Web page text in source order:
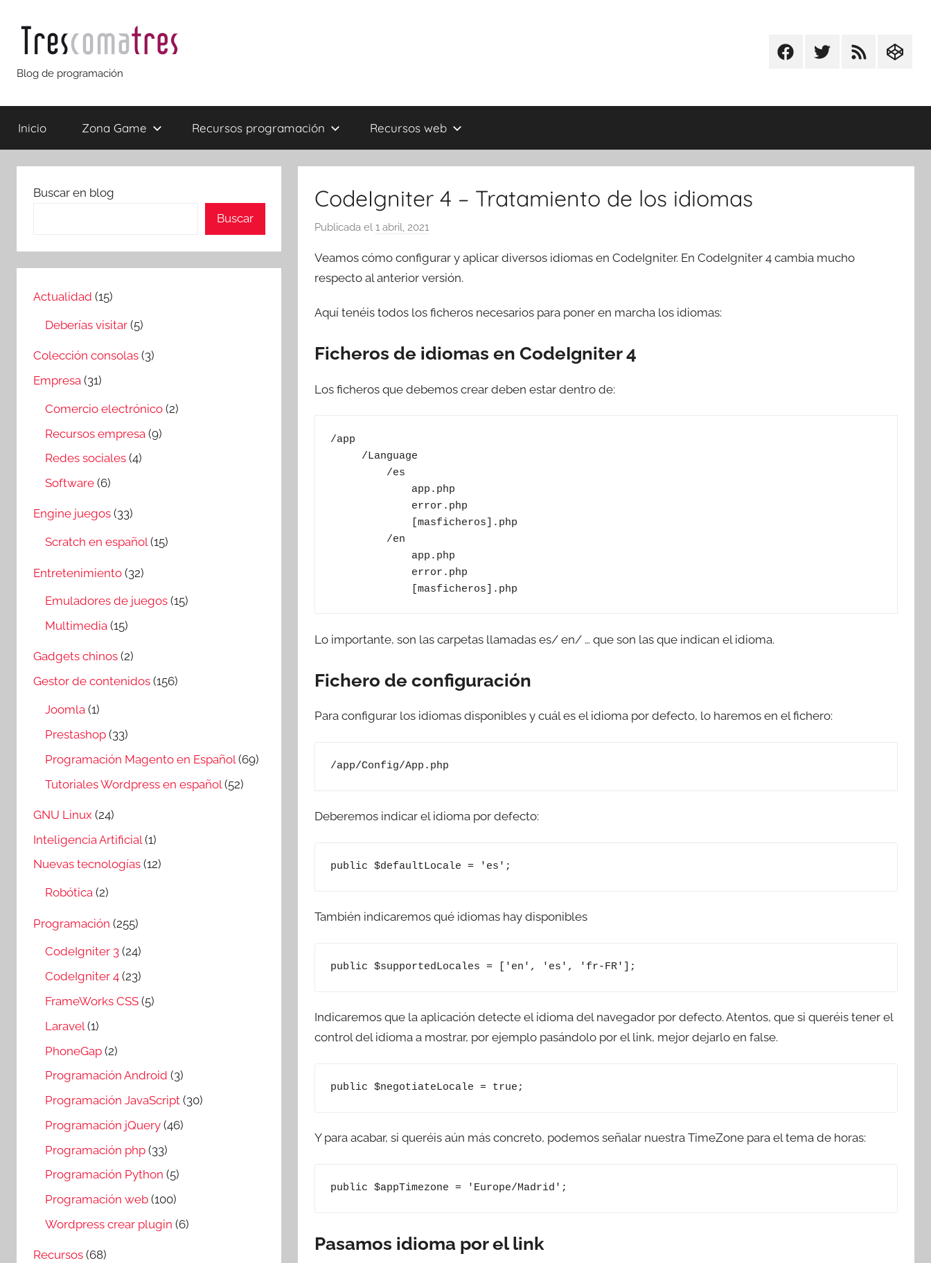
contenido
Trescomatres
Blog de programación
FacebookTwitterRSS
Inicio Zona Game Recursos programación Recursos web
CodeIgniter 4 – Tratamiento de los idiomas
Publicada el 1 abril, 2021p
r
T
e
c
m
Veamos cómo configurar y aplicar diversos idiomas en CodeIgniter. En CodeIgniter 4 cambia mucho
respecto al anterior versión.
Aquí tenéis todos los ficheros necesarios para poner en marcha los idiomas:
Ficheros de idiomas en CodeIgniter 4
Los ficheros que debemos crear deben estar dentro de:
/app
             [masficheros].php
Lo importante, son las carpetas llamadas es/ en/ … que son las que indican el idioma.
Fichero de configuración
Para configurar los idiomas disponibles y cuál es el idioma por defecto, lo haremos en el fichero:
/app/Config/App.php
Deberemos indicar el idioma por defecto:
public $defaultLocale = 'es';
También indicaremos qué idiomas hay disponibles
public $supportedLocales = ['en', 'es', 'fr-FR'];
Indicaremos que la aplicación detecte el idioma del navegador por defecto. Atentos, que si queréis tener el
control del idioma a mostrar, por ejemplo pasándolo por el link, mejor dejarlo en false.
public $negotiateLocale = true;
Y para acabar, si queréis aún más concreto, podemos señalar nuestra TimeZone para el tema de horas:
public $appTimezone = 'Europe/Madrid';
Pasamos idioma por el link
Buscar en blog
Buscar
Actualidad (15)
Deberías visitar (5)
Colección consolas (3)
Empresa (31)
Comercio electrónico (2)
Recursos empresa (9)
Redes sociales (4)
Software (6)
Engine juegos (33)
Scratch en español(15)
Entretenimiento (32)
Emuladores de juegos (15)
Multimedia (15)
Gadgets chinos (2)
Gestor de contenidos (156)
Joomla (1)
Prestashop (33)
Programación Magento en Español (69)
Tutoriales Wordpress en español (52)
GNU Linux (24)
Inteligencia Artificial (1)
Nuevas tecnologías (12)
Robótica (2)
Programación (255)
CodeIgniter 3 (24)
CodeIgniter 4 (23)
FrameWorks CSS (5)
Laravel (1)
PhoneGap (2)
Programación Android (3)
Programación JavaScript (30)
Programación jQuery (46)
Programación php (33)
Programación Python (5)
Programación web (100)
Wordpress crear plugin (6)
Recursos (68)